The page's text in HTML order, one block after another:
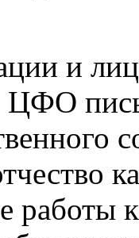
лица
ЦФО
работы